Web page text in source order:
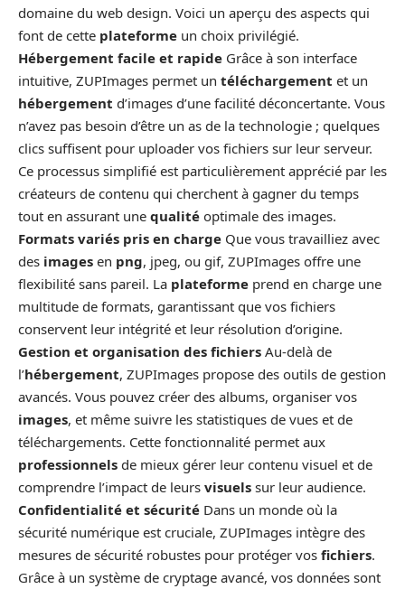
domaine du web design. Voici un aperçu des aspects qui
font de cette plateforme un choix privilégié.
Hébergement facile et rapide Grâce à son interface
intuitive, ZUPImages permet un téléchargement et un
hébergement d’images d’une facilité déconcertante. Vous
n’avez pas besoin d’être un as de la technologie ; quelques
clics suffisent pour uploader vos fichiers sur leur serveur.
Ce processus simplifié est particulièrement apprécié par les
créateurs de contenu qui cherchent à gagner du temps
tout en assurant une qualité optimale des images.
Formats variés pris en charge Que vous travailliez avec
des images en png, jpeg, ou gif, ZUPImages offre une
flexibilité sans pareil. La plateforme prend en charge une
multitude de formats, garantissant que vos fichiers
conservent leur intégrité et leur résolution d’origine.
Gestion et organisation des fichiers Au-delà de
l’hébergement, ZUPImages propose des outils de gestion
avancés. Vous pouvez créer des albums, organiser vos
images, et même suivre les statistiques de vues et de
téléchargements. Cette fonctionnalité permet aux
professionnels de mieux gérer leur contenu visuel et de
comprendre l’impact de leurs visuels sur leur audience.
Confidentialité et sécurité Dans un monde où la
sécurité numérique est cruciale, ZUPImages intègre des
mesures de sécurité robustes pour protéger vos fichiers.
Grâce à un système de cryptage avancé, vos données sont